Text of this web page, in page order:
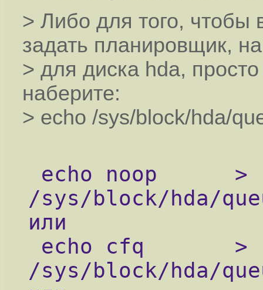
> Либо для того,
задать планировщик,
> для диска hda,
наберите:
> echo /sys/block/hda/
/sys/block/hda/
или
/sys/block/hda/